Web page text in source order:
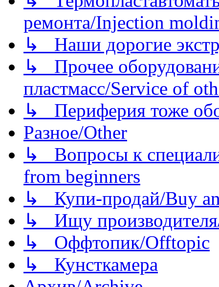
ремонта/Injection
↳ Наши дорогие
↳ Прочее
пластмасс/Service of
↳ Периферия тоже
Разное/Other
↳ Вопросы к
from beginners
↳ Купи-продай/Buy
↳ Ищу
↳ Оффтопик/Offtopic
↳ Кунсткамера